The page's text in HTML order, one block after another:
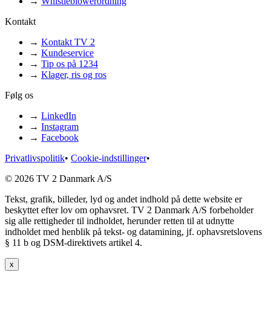
Kontakt
→ Kontakt TV 2
→ Kundeservice
→ Tip os på 1234
→ Klager, ris og ros
Følg os
→ LinkedIn
→ Instagram
→ Facebook
Privatlivspolitik• Cookie-indstillinger•
© 2026 TV 2 Danmark A/S
Tekst, grafik, billeder, lyd og andet indhold på dette website er
beskyttet efter lov om ophavsret. TV 2 Danmark A/S forbeholder
sig alle rettigheder til indholdet, herunder retten til at udnytte
indholdet med henblik på tekst- og datamining, jf. ophavsretslovens
§ 11 b og DSM-direktivets artikel 4.
x